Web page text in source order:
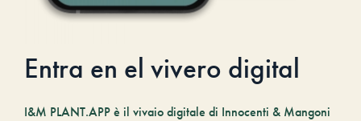
Entra en el vivero digital
I&M PLANT.APP è il vivaio digitale di Innocenti & Mangoni